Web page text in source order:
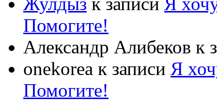
Помогите!
Александр Алибеков к
onekorea к записи Я
Помогите!